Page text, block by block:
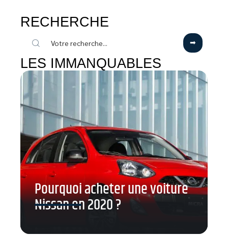
RECHERCHE
LES IMMANQUABLES
Pourquoi acheter une voiture
Nissan en 2020 ?